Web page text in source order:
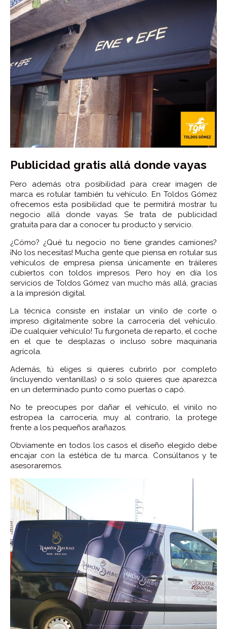
Publicidad gratis allá donde vayas
Pero además otra posibilidad para crear imagen de
marca es rotular también tu vehículo. En Toldos Gómez
ofrecemos esta posibilidad que te permitirá mostrar tu
negocio allá donde vayas. Se trata de publicidad
gratuita para dar a conocer tu producto y servicio.
¿Cómo? ¿Qué tu negocio no tiene grandes camiones?
¡No los necesitas! Mucha gente que piensa en rotular sus
vehículos de empresa piensa únicamente en tráileres
cubiertos con toldos impresos. Pero hoy en día los
servicios de Toldos Gómez van mucho más allá, gracias
a la impresión digital.
La técnica consiste en instalar un vinilo de corte o
impreso digitalmente sobre la carrocería del vehículo.
¡De cualquier vehículo! Tu furgoneta de reparto, el coche
en el que te desplazas o incluso sobre maquinaria
agrícola.
Además, tú eliges si quieres cubrirlo por completo
(incluyendo ventanillas) o si solo quieres que aparezca
en un determinado punto como puertas o capó.
No te preocupes por dañar el vehículo, el vinilo no
estropea la carrocería, muy al contrario, la protege
frente a los pequeños arañazos.
Obviamente en todos los casos el diseño elegido debe
encajar con la estética de tu marca. Consúltanos y te
asesoraremos.